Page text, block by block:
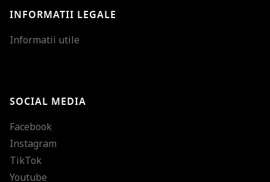
INFORMATII LEGALE
Informatii utile
SOCIAL MEDIA
Facebook
Instagram
TikTok
Youtube